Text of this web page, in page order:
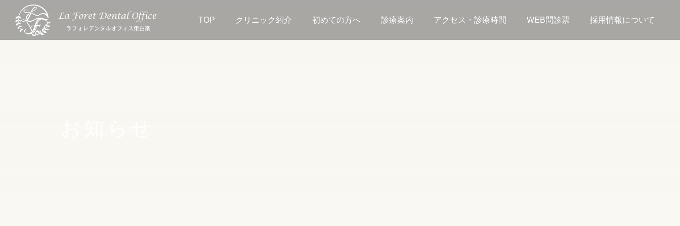
TOP クリニック紹介 初めての方へ 診療案内 アクセス・診療時間 WEB問診票 採用情報について